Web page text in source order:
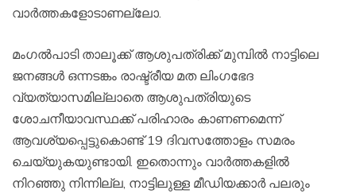
വാർത്തകളോടാണല്ലോ.
മംഗൽപാടി താലൂക്ക് ആശുപത്രിക്ക് മുമ്പിൽ നാട്ടിലെ
ജനങ്ങൾ ഒന്നടങ്കം രാഷ്ട്രീയ മത ലിംഗഭേദ
വ്യത്യാസമില്ലാതെ ആശുപത്രിയുടെ
ശോചനീയാവസ്ഥക്ക്‌ പരിഹാരം കാണണമെന്ന്
ആവശ്യപ്പെട്ടുകൊണ്ട് 19 ദിവസത്തോളം സമരം
ചെയ്യുകയുണ്ടായി. ഇതൊന്നും വാർത്തകളിൽ
നിറഞ്ഞു നിന്നില്ല, നാട്ടിലുള്ള മീഡിയക്കാർ പലരും